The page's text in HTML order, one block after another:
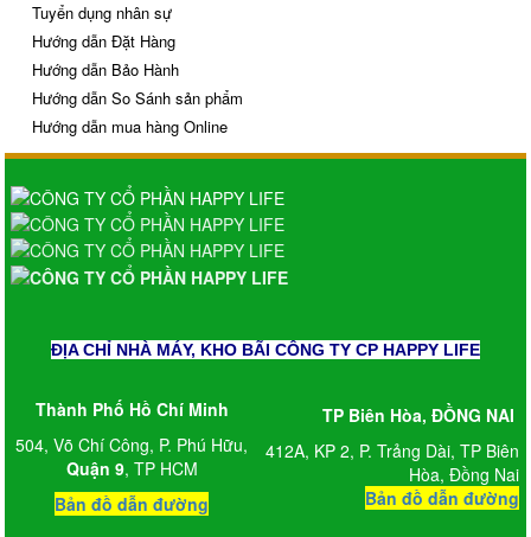
Tuyển dụng nhân sự
Hướng dẫn Đặt Hàng
Hướng dẫn Bảo Hành
Hướng dẫn So Sánh sản phẩm
Hướng dẫn mua hàng Online
ĐỊA CHỈ NHÀ MÁY, KHO BÃI CÔNG TY CP HAPPY LIFE
Thành Phố Hồ Chí Minh
504, Võ Chí Công, P. Phú Hữu,
Quận 9, TP HCM
Bản đồ dẫn đường
TP Biên Hòa, ĐỒNG NAI
412A, KP 2, P. Trảng Dài, TP Biên
Hòa, Đồng Nai
Bản đồ dẫn đường